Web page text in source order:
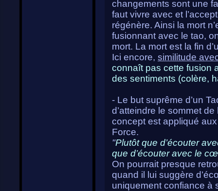
changements sont une
faut vivre avec et
régénère. Ainsi la mort
fusionnant avec le tao,
mort. La mort est la fin
Ici encore, similitude
connaît pas cette fusion
des sentiments (colère,
- Le but suprême d’un
d’atteindre le sommet
concept est appliqué
Force.
"Plutôt que d’écouter
que d’écouter avec le
On pourrait presque
quand il lui suggère
uniquement confiance à